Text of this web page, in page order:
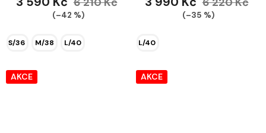
(–42 %)
S/36 M/38 L/40
(–35 %)
L/40
AKCE AKCE